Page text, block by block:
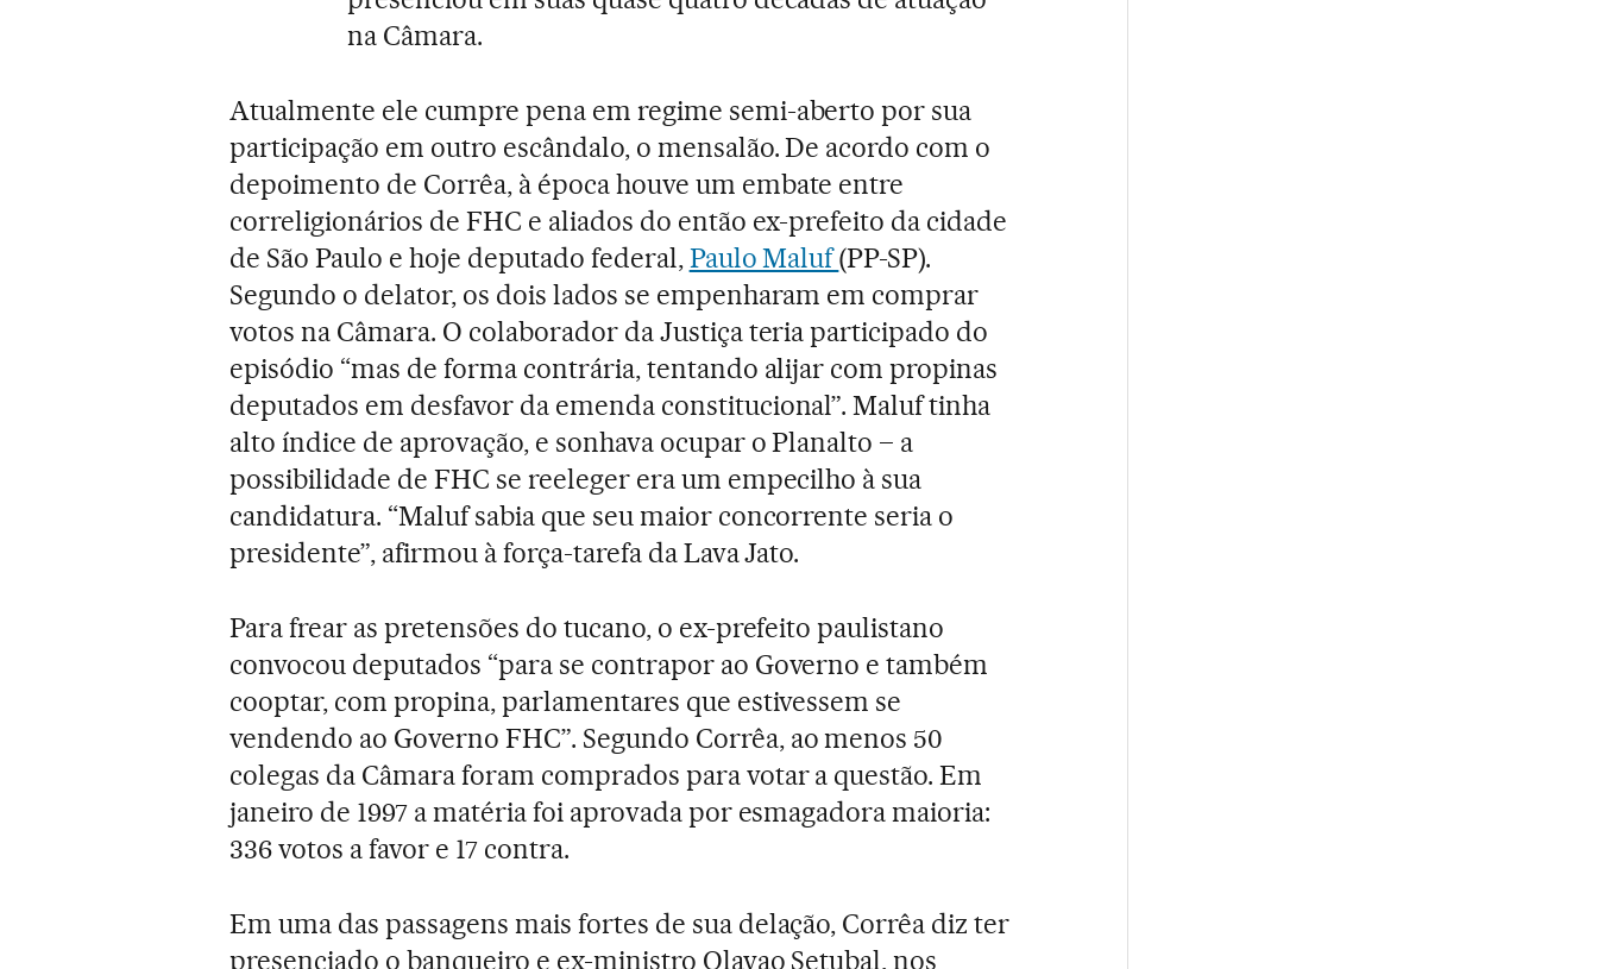
na Câmara.
Atualmente ele cumpre pena em regime semi-aberto por sua
participação em outro escândalo, o mensalão. De acordo com o
depoimento de Corrêa, à época houve um embate entre
correligionários de FHC e aliados do então ex-prefeito da cidade
de São Paulo e hoje deputado federal,Paulo Maluf(PP-SP).
Segundo o delator, os dois lados se empenharam em comprar
votos na Câmara. O colaborador da Justiça teria participado do
episódio “mas de forma contrária, tentando alijar com propinas
deputados em desfavor da emenda constitucional”. Maluf tinha
alto índice de aprovação, e sonhava ocupar o Planalto – a
possibilidade de FHC se reeleger era um empecilho à sua
candidatura. “Maluf sabia que seu maior concorrente seria o
presidente”, afirmou à força-tarefa da Lava Jato.
Para frear as pretensões do tucano, o ex-prefeito paulistano
convocou deputados “para se contrapor ao Governo e também
cooptar, com propina, parlamentares que estivessem se
vendendo ao Governo FHC”. Segundo Corrêa, ao menos 50
colegas da Câmara foram comprados para votar a questão. Em
janeiro de 1997 a matéria foi aprovada por esmagadora maioria:
336 votos a favor e 17 contra.
Em uma das passagens mais fortes de sua delação, Corrêa diz ter
presenciado o banqueiro e ex-ministro Olavao Setubal, nos